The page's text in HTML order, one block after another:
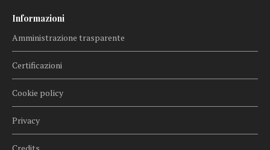
Informazioni
Amministrazione trasparente
Certificazioni
Cookie policy
Privacy